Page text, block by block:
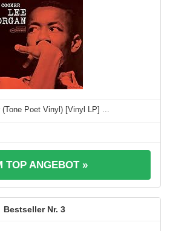
(Tone Poet Vinyl) [Vinyl LP] ...
TOP ANGEBOT »
3